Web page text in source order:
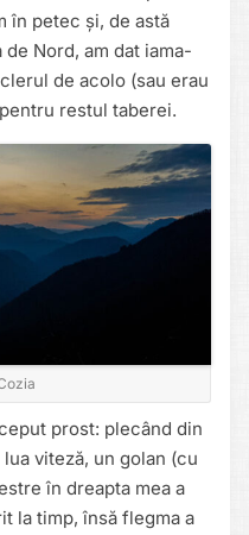
în petec și, de astă
Nord, am dat iama-
de acolo (sau erau
restul taberei.
prost: plecând din
viteză, un golan (cu
în dreapta mea a
la timp, însă flegma a